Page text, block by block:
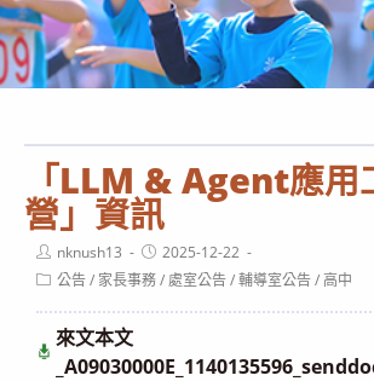
「LLM & Agent應用
營」資訊
Post
author:
nknush13
Post
published:
2025-12-22
Post公告/ 家長事務/處室公告/輔導室公告/高中
來文本文